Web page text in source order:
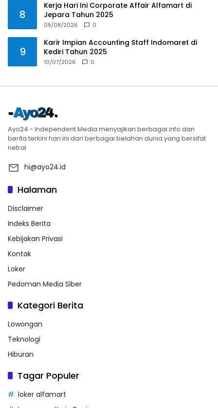
8
Kerja Hari Ini Corporate Affair Alfamart di
Jepara Tahun 2025
09/08/2026 0
9
Karir Impian Accounting Staff Indomaret di
Kediri Tahun 2025
10/07/2026 0
Ayo24 - Independent Media menyajikan berbagai info dan
berita terkini hari ini dari berbagai belahan dunia yang bersifat
netral
hi@ayo24.id
Halaman
Disclaimer
Indeks Berita
Kebijakan Privasi
Kontak
Loker
Pedoman Media Siber
Kategori Berita
Lowongan
Teknologi
Hiburan
Tagar Populer
loker alfamart